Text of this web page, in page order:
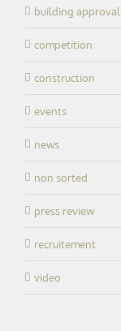
building approval
competition
construction
events
news
non sorted
press review
recruitement
video